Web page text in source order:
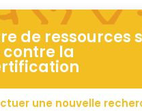
de ressources
la
une nouvelle